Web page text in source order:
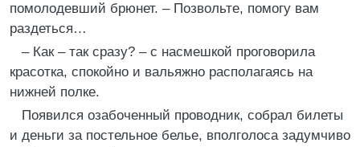
помолодевший брюнет. – Позвольте, помогу вам
раздеться…
– Как – так сразу? – с насмешкой проговорила
красотка, спокойно и вальяжно располагаясь на
нижней полке.
Появился озабоченный проводник, собрал билеты
и деньги за постельное белье, вполголоса задумчиво